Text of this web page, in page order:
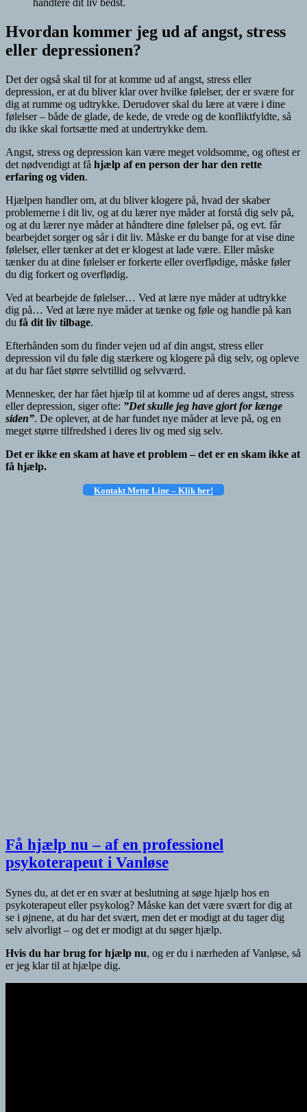
håndtere dit liv bedst.
Hvordan kommer jeg ud af angst, stress
eller depressionen?
Det der også skal til for at komme ud af angst, stress eller
depression, er at du bliver klar over hvilke følelser, der er svære for
dig at rumme og udtrykke. Derudover skal du lære at være i dine
følelser – både de glade, de kede, de vrede og de konfliktfyldte, så
du ikke skal fortsætte med at undertrykke dem.
Angst, stress og depression kan være meget voldsomme, og oftest er
det nødvendigt at få hjælp af en person der har den rette
erfaring og viden.
Hjælpen handler om, at du bliver klogere på, hvad der skaber
problemerne i dit liv, og at du lærer nye måder at forstå dig selv på,
og at du lærer nye måder at håndtere dine følelser på, og evt. får
bearbejdet sorger og sår i dit liv. Måske er du bange for at vise dine
følelser, eller tænker at det er klogest at lade være. Eller måske
tænker du at dine følelser er forkerte eller overflødige, måske føler
du dig forkert og overflødig.
Ved at bearbejde de følelser… Ved at lære nye måder at udtrykke
dig på… Ved at lære nye måder at tænke og føle og handle på kan
du få dit liv tilbage.
Efterhånden som du finder vejen ud af din angst, stress eller
depression vil du føle dig stærkere og klogere på dig selv, og opleve
at du har fået større selvtillid og selvværd.
Mennesker, der har fået hjælp til at komme ud af deres angst, stress
eller depression, siger ofte: ”Det skulle jeg have gjort for længe
siden”. De oplever, at de har fundet nye måder at leve på, og en
meget større tilfredshed i deres liv og med sig selv.
Det er ikke en skam at have et problem – det er en skam ikke at
få hjælp.
Kontakt Mette Line – Klik her!
Få hjælp nu – af en professionel
psykoterapeut i Vanløse
Synes du, at det er en svær at beslutning at søge hjælp hos en
psykoterapeut eller psykolog? Måske kan det være svært for dig at
se i øjnene, at du har det svært, men det er modigt at du tager dig
selv alvorligt – og det er modigt at du søger hjælp.
Hvis du har brug for hjælp nu, og er du i nærheden af Vanløse, så
er jeg klar til at hjælpe dig.